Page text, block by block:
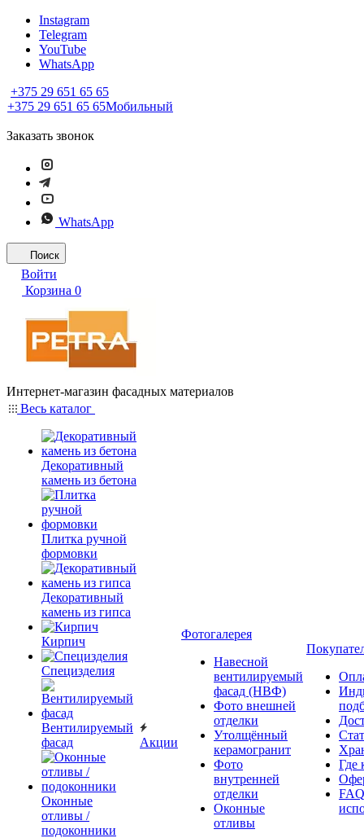
Instagram
Telegram
YouTube
WhatsApp
+375 29 651 65 65
+375 29 651 65 65Мобильный
Заказать звонок
WhatsApp
Поиск
Войти
Корзина 0
Интернет-магазин фасадных материалов
Весь каталог
Декоративный
камень из бетона
Плитка ручной
формовки
Декоративный
камень из гипса
Кирпич
Специзделия
Вентилируемый
фасад
Оконные
отливы /
подоконники
Акции
Фотогалерея
Навесной
вентилируемый
фасад (НВФ)
Фото внешней
отделки
Утолщённый
керамогранит
Фото
внутренней
отделки
Оконные
отливы
Где